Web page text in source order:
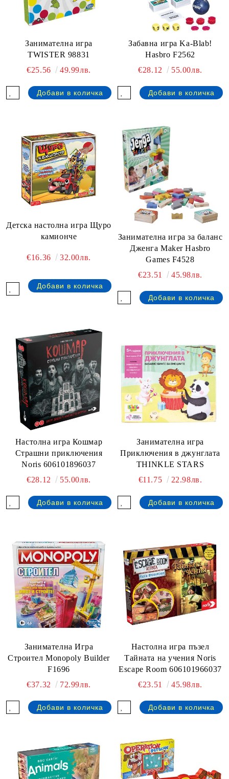
Занимателна игра
TWISTER 98831
€25.56
49.99лв.
Забавна игра Ka-Blab!
Hasbro F2562
€28.12
55.00лв.
Детска настолна игра Щуро
камионче
€16.36 32.00лв.
Занимателна игра за баланс
Дженга Maker Hasbro
Games F4528
€23.51
45.98лв.
Настолна игра Кошмар
Страшни приключения
Noris 606101896037
€28.12
55.00лв.
Занимателна игра
Приключения в джунглата
THINKLE STARS
€11.75
22.98лв.
Занимателна Игра
Строител Monopoly Builder
F1696
€37.32
72.99лв.
Настолна игра пъзел
Тайната на учения Noris
Escape Room 606101966037
€23.51
45.98лв.